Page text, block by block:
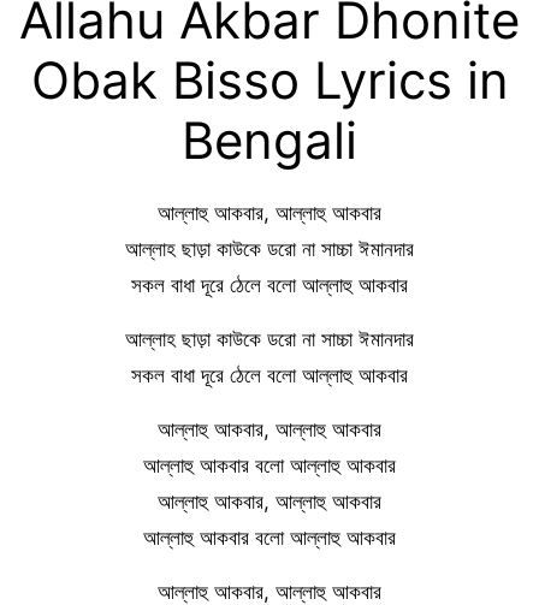
Allahu Akbar Dhonite
Obak Bisso Lyrics in
Bengali
আল্লাহু আকবার, আল্লাহু আকবার
আল্লাহ ছাড়া কাউকে ডরো না সাচ্চা ঈমানদার
সকল বাধা দূরে ঠেলে বলো আল্লাহু আকবার
আল্লাহ ছাড়া কাউকে ডরো না সাচ্চা ঈমানদার
সকল বাধা দূরে ঠেলে বলো আল্লাহু আকবার
আল্লাহু আকবার, আল্লাহু আকবার
আল্লাহু আকবার বলো আল্লাহু আকবার
আল্লাহু আকবার, আল্লাহু আকবার
আল্লাহু আকবার বলো আল্লাহু আকবার
আল্লাহু আকবার, আল্লাহু আকবার